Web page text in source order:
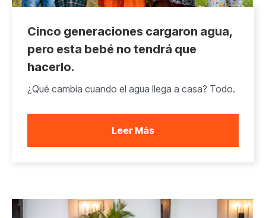
Cinco generaciones cargaron agua,
pero esta bebé no tendrá que
hacerlo.
¿Qué cambia cuando el agua llega a casa? Todo.
Leer Más